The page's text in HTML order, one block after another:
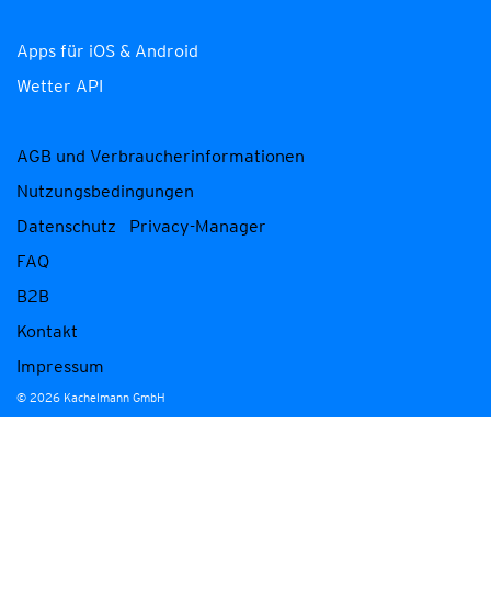
Apps für iOS & Android
Wetter API
AGB und Verbraucherinformationen
Nutzungsbedingungen
Datenschutz
Privacy-Manager
FAQ
B2B
Kontakt
Impressum
© 2026 Kachelmann GmbH